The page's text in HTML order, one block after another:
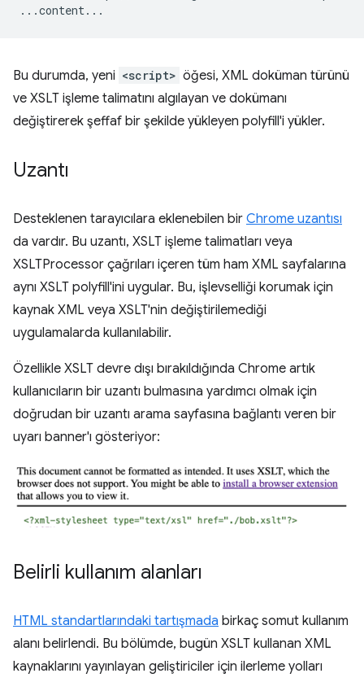
Bu durumda, yeni <script> öğesi, XML doküman türünü
ve XSLT işleme talimatını algılayan ve dokümanı
değiştirerek şeffaf bir şekilde yükleyen polyfill'i yükler.
Uzantı
Desteklenen tarayıcılara eklenebilen bir Chrome uzantısı
da vardır. Bu uzantı, XSLT işleme talimatları veya
XSLTProcessor çağrıları içeren tüm ham XML sayfalarına
aynı XSLT polyfill'ini uygular. Bu, işlevselliği korumak için
kaynak XML veya XSLT'nin değiştirilemediği
uygulamalarda kullanılabilir.
Özellikle XSLT devre dışı bırakıldığında Chrome artık
kullanıcıların bir uzantı bulmasına yardımcı olmak için
doğrudan bir uzantı arama sayfasına bağlantı veren bir
uyarı banner'ı gösteriyor:
Belirli kullanım alanları
HTML standartlarındaki tartışmada birkaç somut kullanım
alanı belirlendi. Bu bölümde, bugün XSLT kullanan XML
kaynaklarını yayınlayan geliştiriciler için ilerleme yolları